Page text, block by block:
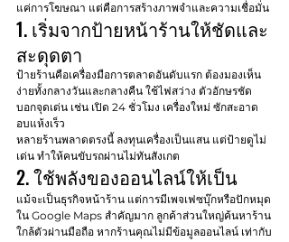
แค่การโฆษณา แต่คือการสร้างภาพจำและความเชื่อมั่น
1. เริ่มจากป้ายหน้าร้านให้ชัดและ
สะดุดตา
ป้ายร้านคือเครื่องมือการตลาดอันดับแรก ต้องมองเห็น
ง่ายทั้งกลางวันและกลางคืน ใช้ไฟสว่าง ตัวอักษรชัด
บอกจุดเด่น เช่น เปิด 24 ชั่วโมง เครื่องใหม่ ซักสะอาด
อบแห้งเร็ว
หลายร้านพลาดตรงนี้ ลงทุนเครื่องเป็นแสน แต่ป้ายดูไม่
เด่น ทำให้คนขับรถผ่านไม่ทันสังเกต
2. ใช้พลังของออนไลน์ให้เป็น
แม้จะเป็นธุรกิจหน้าร้าน แต่การมีเพจเฟซบุ๊กหรือปักหมุด
ใน Google Maps สำคัญมาก ลูกค้าส่วนใหญ่ค้นหาร้าน
ใกล้ตัวผ่านมือถือ หากร้านคุณไม่มีข้อมูลออนไลน์ เท่ากับ